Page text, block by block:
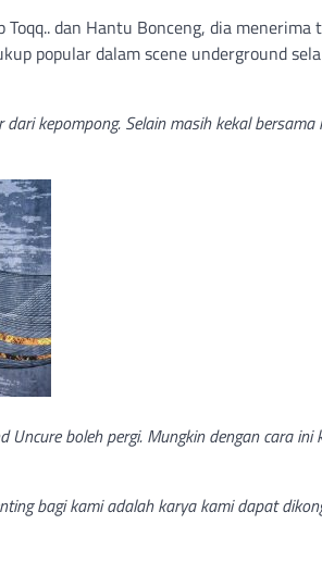
dan Hantu Bonceng, dia menerima
popular dalam scene underground
kepompong. Selain masih kekal bersama
boleh pergi. Mungkin dengan cara ini
bagi kami adalah karya kami dapat